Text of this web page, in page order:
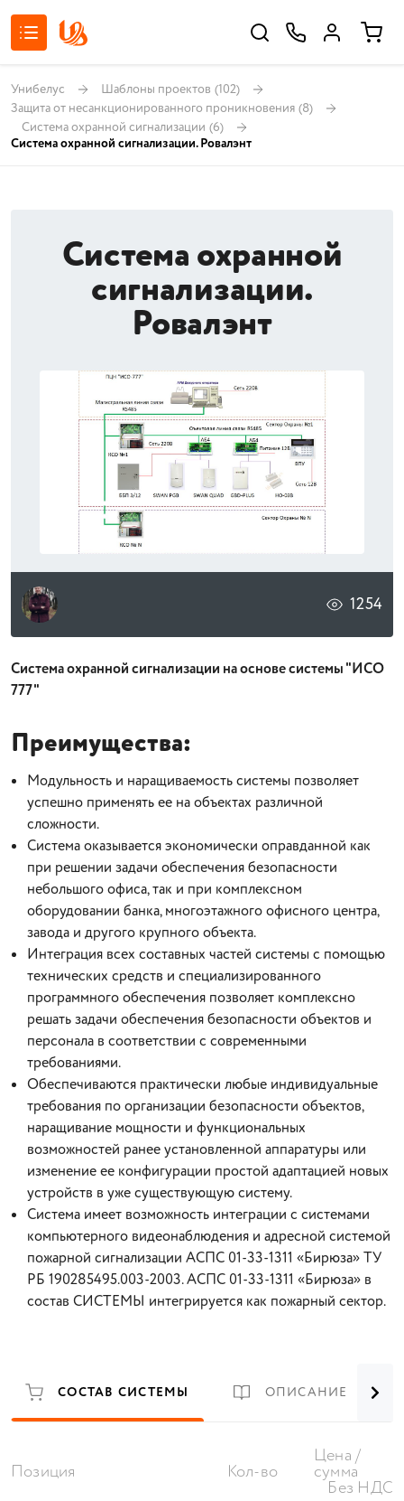
Унибелус Шаблоны проектов (102)
Защита от несанкционированного проникновения (8)
Система охранной сигнализации (6)
Система охранной сигнализации. Ровалэнт
Система охранной
сигнализации.
Ровалэнт
1254
Система охранной сигнализации на основе системы "ИСО
777"
Преимущества:
Модульность и наращиваемость системы позволяет
успешно применять ее на объектах различной
сложности.
Система оказывается экономически оправданной как
при решении задачи обеспечения безопасности
небольшого офиса, так и при комплексном
оборудовании банка, многоэтажного офисного центра,
завода и другого крупного объекта.
Интеграция всех составных частей системы с помощью
технических средств и специализированного
программного обеспечения позволяет комплексно
решать задачи обеспечения безопасности объектов и
персонала в соответствии с современными
требованиями.
Обеспечиваются практически любые индивидуальные
требования по организации безопасности объектов,
наращивание мощности и функциональных
возможностей ранее установленной аппаратуры или
изменение ее конфигурации простой адаптацией новых
устройств в уже существующую систему.
Система имеет возможность интеграции с системами
компьютерного видеонаблюдения и адресной системой
пожарной сигнализации АСПС 01-33-1311 «Бирюза» ТУ
РБ 190285495.003-2003. АСПС 01-33-1311 «Бирюза» в
состав СИСТЕМЫ интегрируется как пожарный сектор.
СОСТАВ СИСТЕМЫ ОПИСАНИЕ
Позиция Кол-во
Цена /
сумма
Без НДС